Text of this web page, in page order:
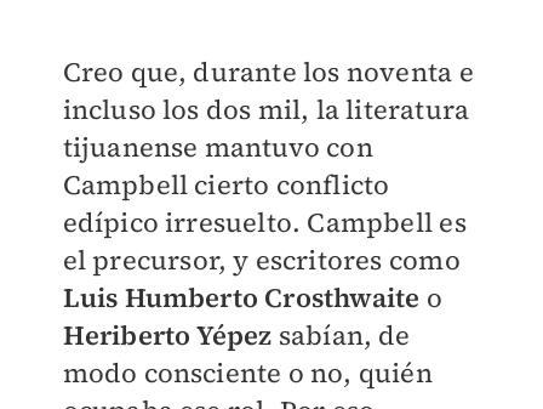
Creo que, durante los noventa e
incluso los dos mil, la literatura
tijuanense mantuvo con
Campbell cierto conflicto
edípico irresuelto. Campbell es
el precursor, y escritores como
Luis Humberto Crosthwaite o
Heriberto Yépez sabían, de
modo consciente o no, quién